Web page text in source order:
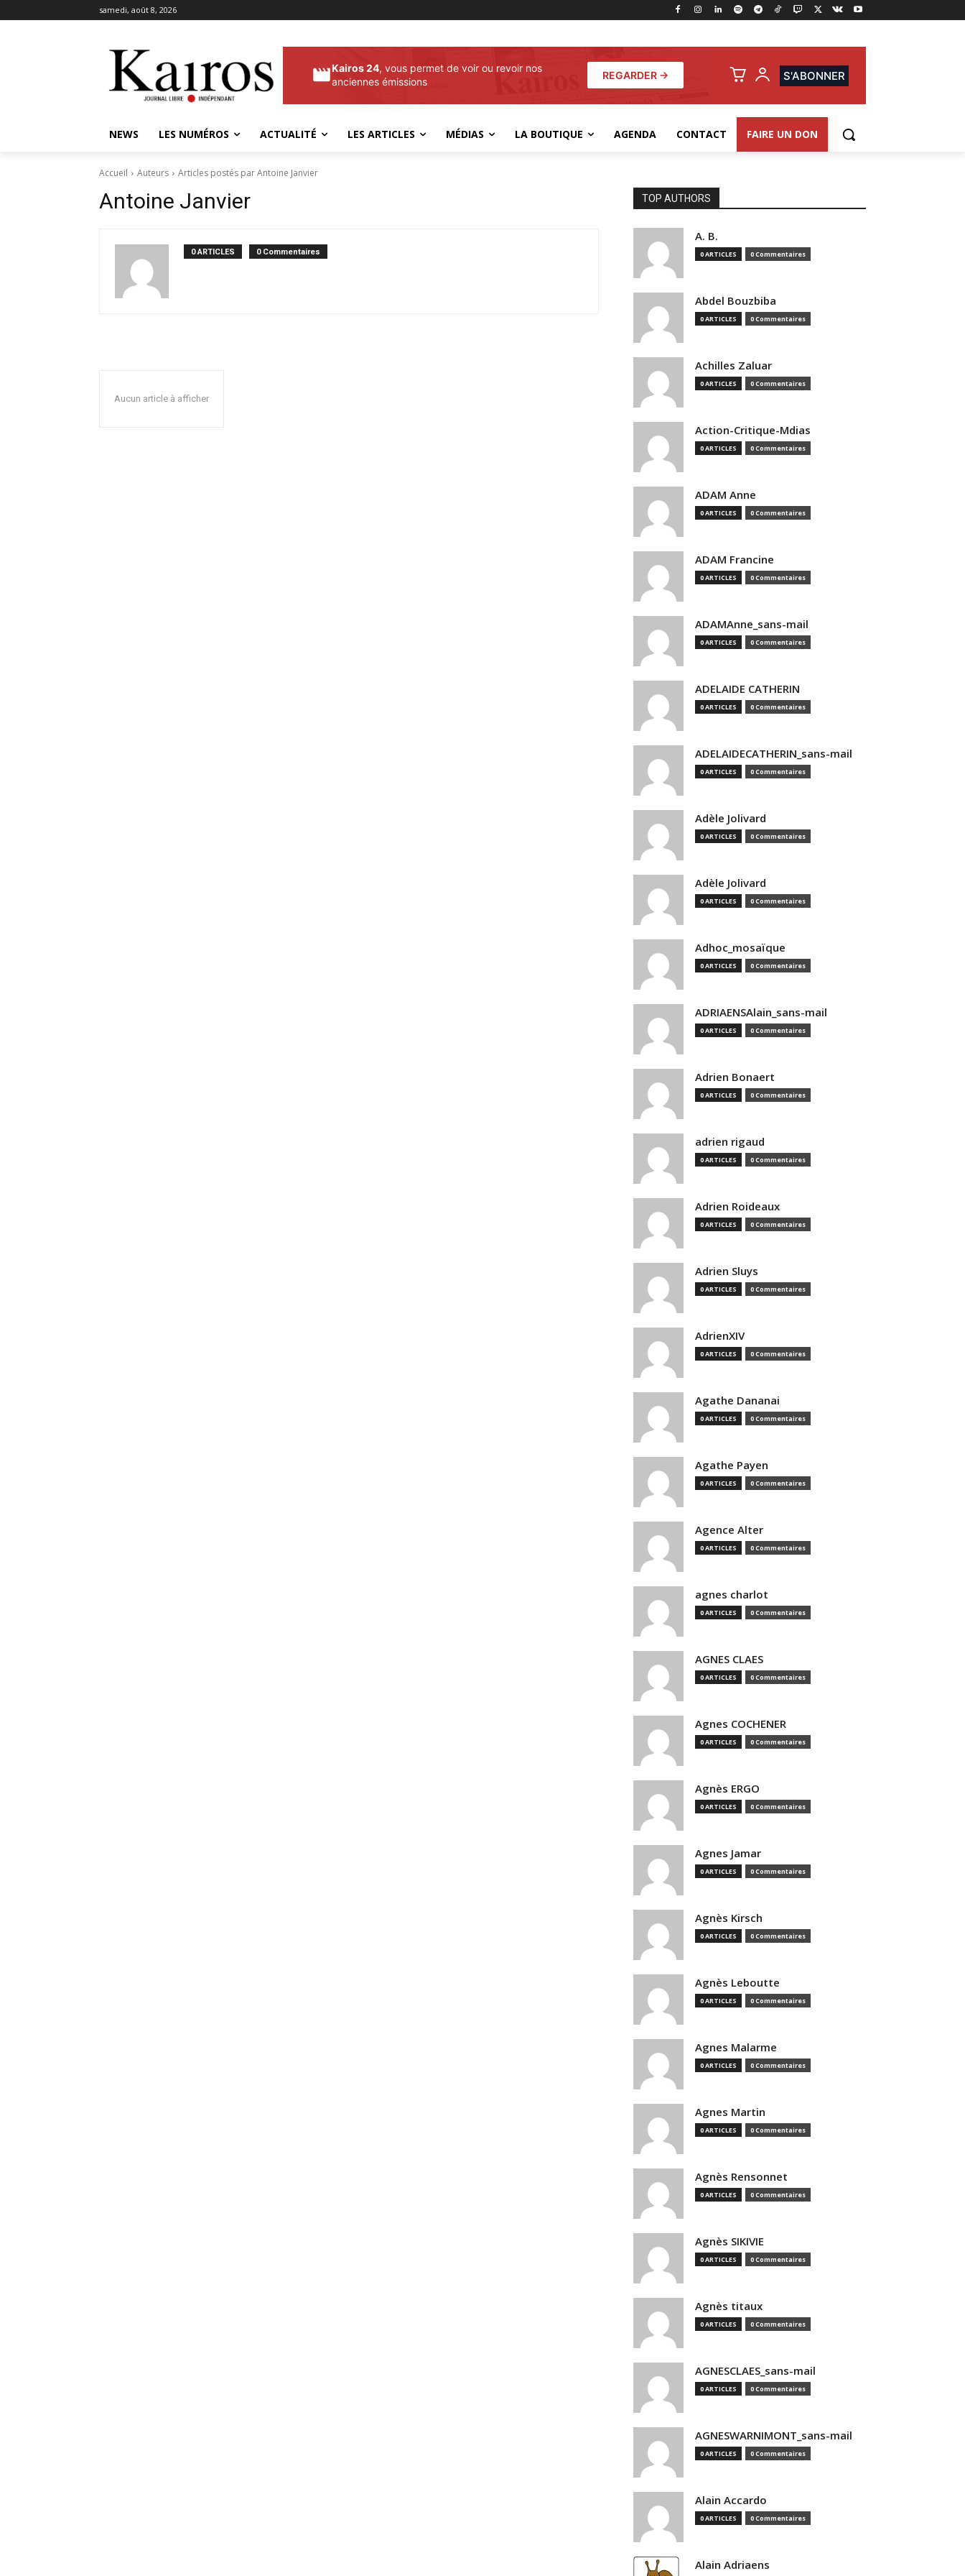
samedi, août 8, 2026
Kairos 24, vous permet de voir ou revoir nos
anciennes émissions
REGARDER → S'ABONNER
NEWS LES NUMÉROS ACTUALITÉ LES ARTICLES MÉDIAS LA BOUTIQUE AGENDA CONTACT FAIRE UN DON
Accueil Auteurs Articles postés par Antoine Janvier
Antoine Janvier
0 ARTICLES 0 Commentaires
Aucun article à afficher
TOP AUTHORS
A. B.
0 ARTICLES 0 Commentaires
Abdel Bouzbiba
0 ARTICLES 0 Commentaires
Achilles Zaluar
0 ARTICLES 0 Commentaires
Action-Critique-Mdias
0 ARTICLES 0 Commentaires
ADAM Anne
0 ARTICLES 0 Commentaires
ADAM Francine
0 ARTICLES 0 Commentaires
ADAMAnne_sans-mail
0 ARTICLES 0 Commentaires
ADELAIDE CATHERIN
0 ARTICLES 0 Commentaires
ADELAIDECATHERIN_sans-mail
0 ARTICLES 0 Commentaires
Adèle Jolivard
0 ARTICLES 0 Commentaires
Adèle Jolivard
0 ARTICLES 0 Commentaires
Adhoc_mosaïque
0 ARTICLES 0 Commentaires
ADRIAENSAlain_sans-mail
0 ARTICLES 0 Commentaires
Adrien Bonaert
0 ARTICLES 0 Commentaires
adrien rigaud
0 ARTICLES 0 Commentaires
Adrien Roideaux
0 ARTICLES 0 Commentaires
Adrien Sluys
0 ARTICLES 0 Commentaires
AdrienXIV
0 ARTICLES 0 Commentaires
Agathe Dananai
0 ARTICLES 0 Commentaires
Agathe Payen
0 ARTICLES 0 Commentaires
Agence Alter
0 ARTICLES 0 Commentaires
agnes charlot
0 ARTICLES 0 Commentaires
AGNES CLAES
0 ARTICLES 0 Commentaires
Agnes COCHENER
0 ARTICLES 0 Commentaires
Agnès ERGO
0 ARTICLES 0 Commentaires
Agnes Jamar
0 ARTICLES 0 Commentaires
Agnès Kirsch
0 ARTICLES 0 Commentaires
Agnès Leboutte
0 ARTICLES 0 Commentaires
Agnes Malarme
0 ARTICLES 0 Commentaires
Agnes Martin
0 ARTICLES 0 Commentaires
Agnès Rensonnet
0 ARTICLES 0 Commentaires
Agnès SIKIVIE
0 ARTICLES 0 Commentaires
Agnès titaux
0 ARTICLES 0 Commentaires
AGNESCLAES_sans-mail
0 ARTICLES 0 Commentaires
AGNESWARNIMONT_sans-mail
0 ARTICLES 0 Commentaires
Alain Accardo
0 ARTICLES 0 Commentaires
Alain Adriaens